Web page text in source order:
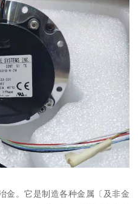
金。它是制造各种金属〔及非金